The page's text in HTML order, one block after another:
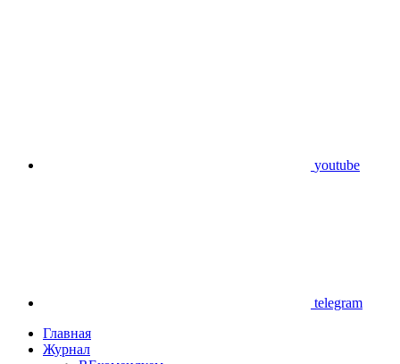
youtube
telegram
Главная
Журнал